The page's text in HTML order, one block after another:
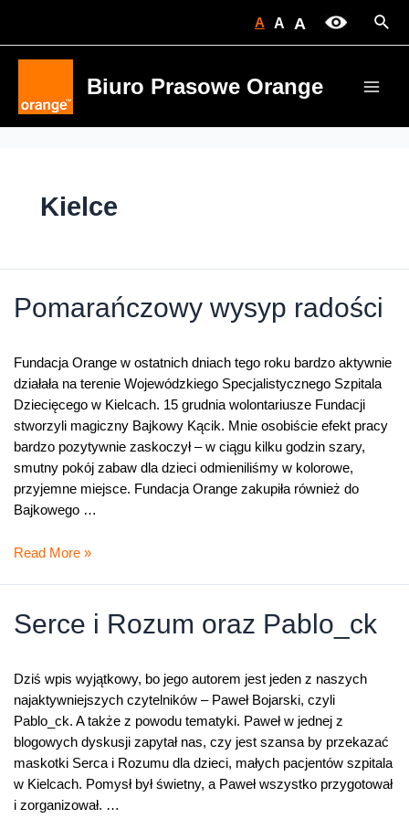
A A A
Biuro Prasowe Orange
Kielce
Pomarańczowy wysyp radości
Fundacja Orange w ostatnich dniach tego roku bardzo aktywnie
działała na terenie Wojewódzkiego Specjalistycznego Szpitala
Dziecięcego w Kielcach. 15 grudnia wolontariusze Fundacji
stworzyli magiczny Bajkowy Kącik. Mnie osobiście efekt pracy
bardzo pozytywnie zaskoczył – w ciągu kilku godzin szary,
smutny pokój zabaw dla dzieci odmieniliśmy w kolorowe,
przyjemne miejsce. Fundacja Orange zakupiła również do
Bajkowego …
Pomarańczowy
Read More »
Serce i Rozum oraz Pablo_ck
Dziś wpis wyjątkowy, bo jego autorem jest jeden z naszych
najaktywniejszych czytelników – Paweł Bojarski, czyli
Pablo_ck. A także z powodu tematyki. Paweł w jednej z
blogowych dyskusji zapytał nas, czy jest szansa by przekazać
maskotki Serca i Rozumu dla dzieci, małych pacjentów szpitala
w Kielcach. Pomysł był świetny, a Paweł wszystko przygotował
i zorganizował. …